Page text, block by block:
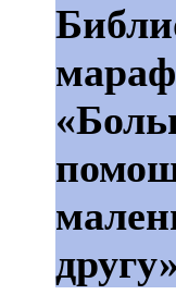
другу»